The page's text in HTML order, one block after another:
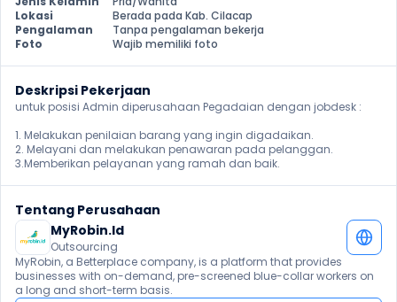
Lokasi
Berada pada Kab. Cilacap
Pengalaman
Tanpa pengalaman bekerja
Foto
Wajib memiliki foto
Deskripsi Pekerjaan
untuk posisi Admin diperusahaan Pegadaian dengan jobdesk :
1. Melakukan penilaian barang yang ingin digadaikan.
2. Melayani dan melakukan penawaran pada pelanggan.
3.Memberikan pelayanan yang ramah dan baik.
Tentang Perusahaan
MyRobin.Id
Outsourcing
MyRobin, a Betterplace company, is a platform that provides
businesses with on-demand, pre-screened blue-collar workers on
a long and short-term basis.